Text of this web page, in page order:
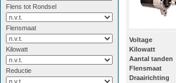
Flens tot Rondsel
Flensmaat
Kilowatt
Reductie
Voltage
Kilowatt
Aantal tanden
Flensmaat
Draairichting